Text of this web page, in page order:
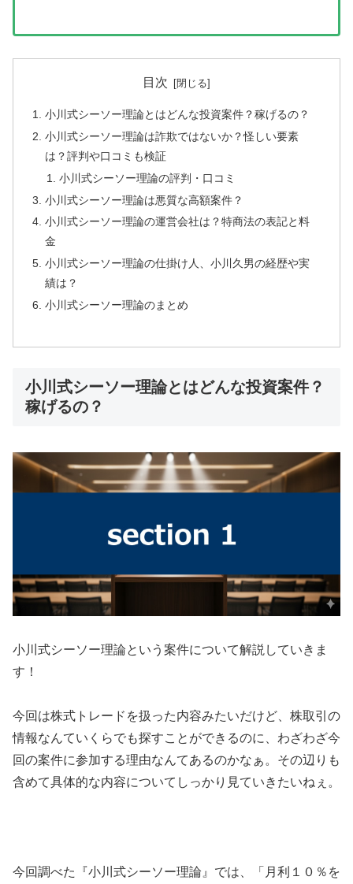
目次
小川式シーソー理論とはどんな投資案件？稼げるの？
小川式シーソー理論は詐欺ではないか？怪しい要素
は？評判や口コミも検証
小川式シーソー理論の評判・口コミ
小川式シーソー理論は悪質な高額案件？
小川式シーソー理論の運営会社は？特商法の表記と料
金
小川式シーソー理論の仕掛け人、小川久男の経歴や実
績は？
小川式シーソー理論のまとめ
小川式シーソー理論とはどんな投資案件？
稼げるの？
小川式シーソー理論という案件について解説していきま
す！
今回は株式トレードを扱った内容みたいだけど、株取引の
情報なんていくらでも探すことができるのに、わざわざ今
回の案件に参加する理由なんてあるのかなぁ。その辺りも
含めて具体的な内容についてしっかり見ていきたいねぇ。
今回調べた『小川式シーソー理論』では、
「月利１０％を